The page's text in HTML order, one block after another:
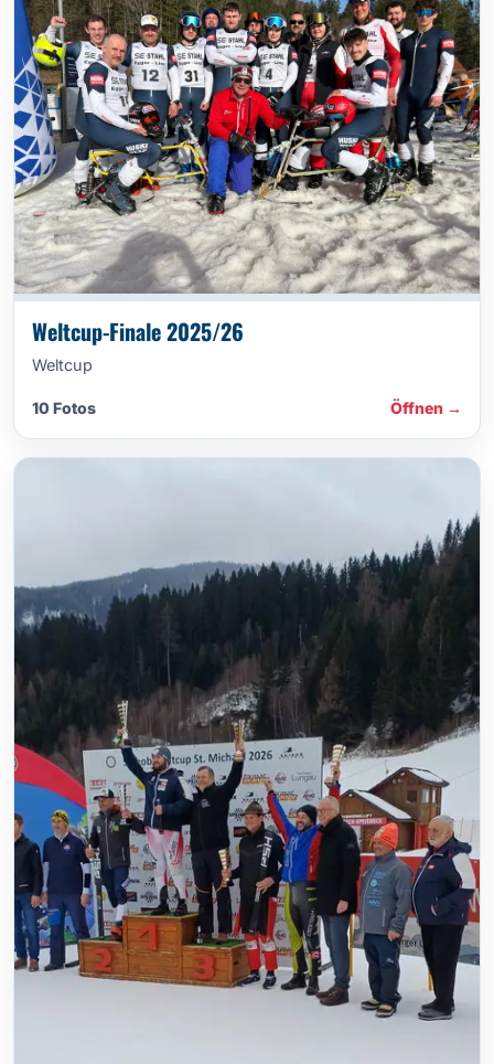
Weltcup-Finale 2025/26
Weltcup
10 Fotos Öffnen →